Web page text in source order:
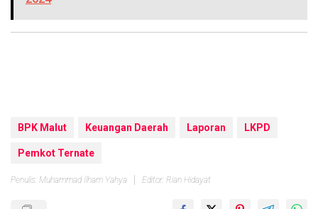
BPK Malut Keuangan Daerah Laporan LKPD
Pemkot Ternate
Penulis: Muhammad Ilham Yahya Editor: Rian Hidayat